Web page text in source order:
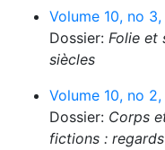
Volume 10, no
Dossier: Folie et
siècles
Volume 10, no
Dossier: Corps
fictions :